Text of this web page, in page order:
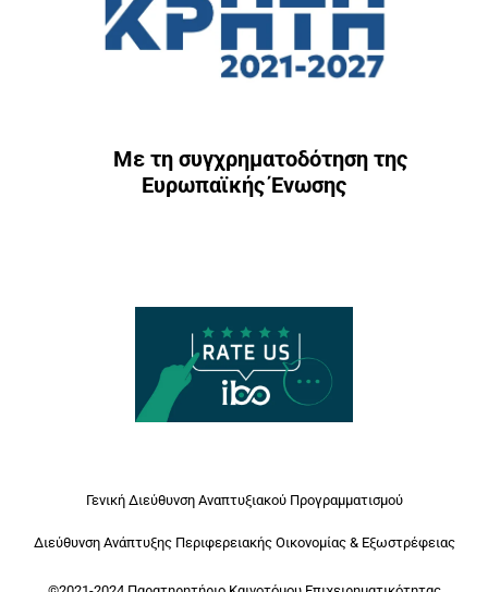
Με τη συγχρηματοδότηση της
Ευρωπαϊκής Ένωσης
Γενική Διεύθυνση Αναπτυξιακού Προγραμματισμού
Διεύθυνση Ανάπτυξης Περιφερειακής Οικονομίας & Εξωστρέφειας